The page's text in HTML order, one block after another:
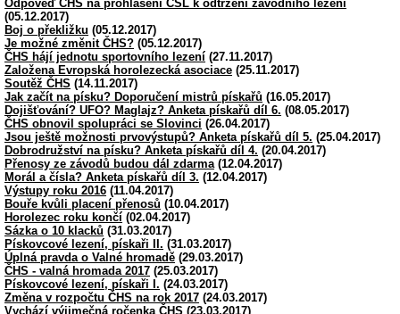
Odpověď ČHS na prohlášení ČSL k odtržení závodního lezení
(05.12.2017)
Boj o překližku (05.12.2017)
Je možné změnit ČHS? (05.12.2017)
ČHS hájí jednotu sportovního lezení (27.11.2017)
Založena Evropská horolezecká asociace (25.11.2017)
Soutěž ČHS (14.11.2017)
Jak začít na písku? Doporučení mistrů pískařů (16.05.2017)
Dojišťování? UFO? Maglajz? Anketa pískařů díl 6. (08.05.2017)
ČHS obnovil spolupráci se Slovinci (26.04.2017)
Jsou ještě možnosti prvovýstupů? Anketa pískařů díl 5. (25.04.2017)
Dobrodružství na písku? Anketa pískařů díl 4. (20.04.2017)
Přenosy ze závodů budou dál zdarma (12.04.2017)
Morál a čísla? Anketa pískařů díl 3. (12.04.2017)
Výstupy roku 2016 (11.04.2017)
Bouře kvůli placení přenosů (10.04.2017)
Horolezec roku končí (02.04.2017)
Sázka o 10 klacků (31.03.2017)
Pískovcové lezení, pískaři II. (31.03.2017)
Úplná pravda o Valné hromadě (29.03.2017)
ČHS - valná hromada 2017 (25.03.2017)
Pískovcové lezení, pískaři I. (24.03.2017)
Změna v rozpočtu ČHS na rok 2017 (24.03.2017)
Vychází výjimečná ročenka ČHS (23.03.2017)